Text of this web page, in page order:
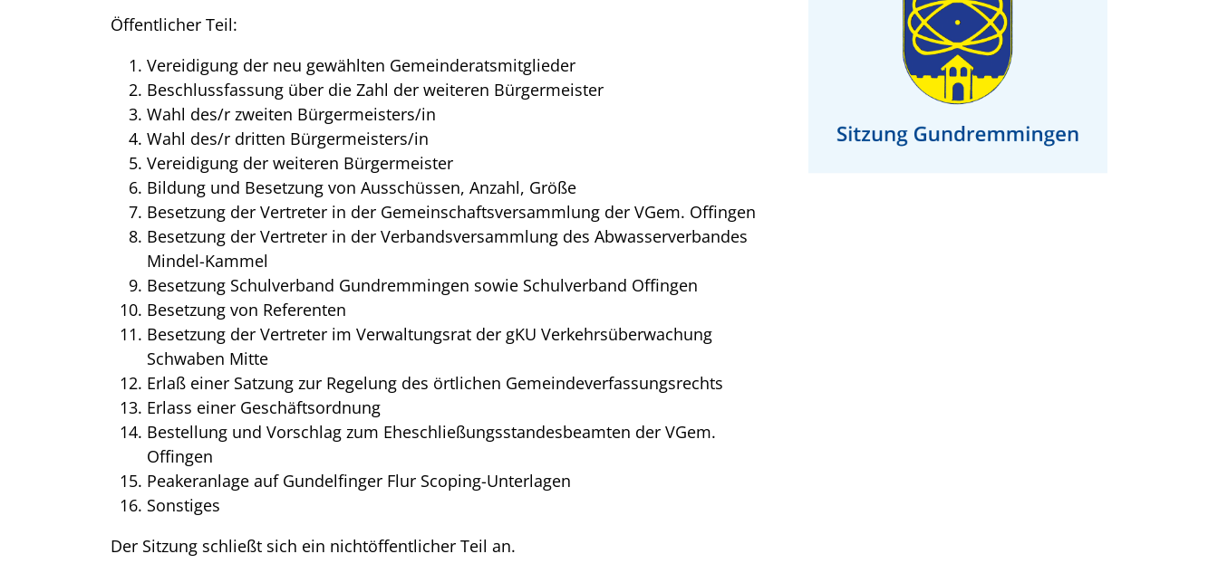
Öffentlicher Teil:
Vereidigung der neu gewählten Gemeinderatsmitglieder
Beschlussfassung über die Zahl der weiteren Bürgermeister
Wahl des/r zweiten Bürgermeisters/in
Wahl des/r dritten Bürgermeisters/in
Vereidigung der weiteren Bürgermeister
Bildung und Besetzung von Ausschüssen, Anzahl, Größe
Besetzung der Vertreter in der Gemeinschaftsversammlung der VGem. Offingen
Besetzung der Vertreter in der Verbandsversammlung des Abwasserverbandes
Mindel-Kammel
Besetzung Schulverband Gundremmingen sowie Schulverband Offingen
Besetzung von Referenten
Besetzung der Vertreter im Verwaltungsrat der gKU Verkehrsüberwachung
Schwaben Mitte
Erlaß einer Satzung zur Regelung des örtlichen Gemeindeverfassungsrechts
Erlass einer Geschäftsordnung
Bestellung und Vorschlag zum Eheschließungsstandesbeamten der VGem.
Offingen
Peakeranlage auf Gundelfinger Flur Scoping-Unterlagen
Sonstiges
Der Sitzung schließt sich ein nichtöffentlicher Teil an.